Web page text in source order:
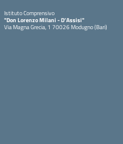
Istituto Comprensivo
"Don Lorenzo Milani - D’Assisi"
Via Magna Grecia, 1 70026 Modugno (Bari)
— Visita la pagina iniziale della scuola